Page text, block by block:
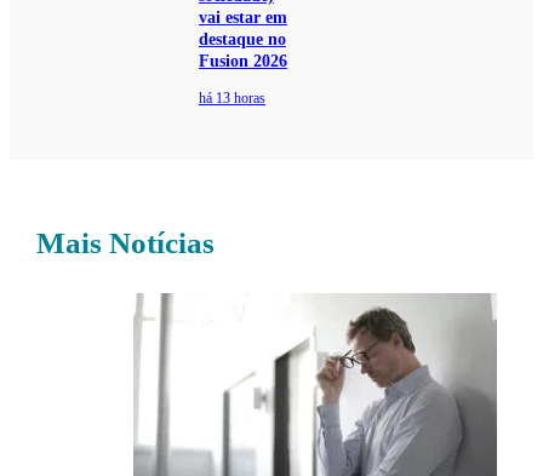
vai estar em
destaque no
Fusion 2026
há 13 horas
Mais Notícias